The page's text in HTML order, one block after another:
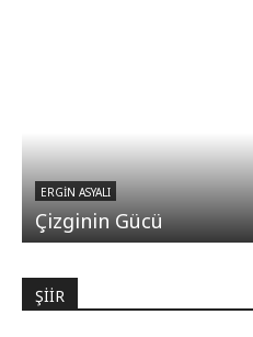
ERGIN ASYALI
Çizginin Gücü
ŞİİR